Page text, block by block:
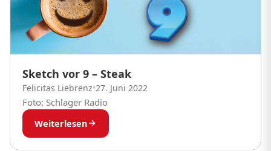
Sketch vor 9 – Steak
Felicitas Liebrenz•27. Juni 2022
Foto: Schlager Radio
Weiterlesen